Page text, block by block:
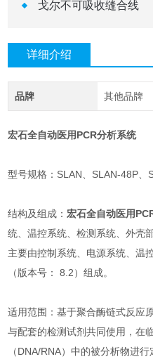
戈尔不可吸收缝合线
详细介绍
品牌 其他品牌
宏石全自动医用PCR分析系统
型号规格：SLAN、SLAN-48P、
结构及组成： 宏石全自动医用
统、温控系统、检测系统、外壳
主要由控制系统、电源系统、温
（版本号： 8.2）组成。
适用范围：基于聚合酶链式反应
与配套的检测试剂共同使用，在
（DNA/RNA）中的被分析物进